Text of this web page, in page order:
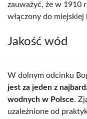
zauważyć, że w 1910
włączony do miejskiej
Jakość wód
W dolnym odcinku
jest za jeden z
wodnych w Polsce.
uzależnione od